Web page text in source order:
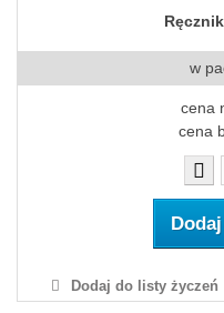
w
cena
cena
Dodaj do listy życzeń